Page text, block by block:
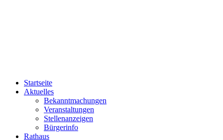
Startseite
Aktuelles
Bekanntmachungen
Veranstaltungen
Stellenanzeigen
Bürgerinfo
Rathaus